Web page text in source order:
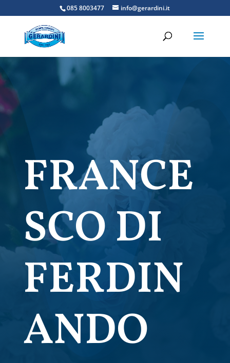
085 8003477 info@gerardini.it
FRANCE
SCO DI
FERDIN
ANDO